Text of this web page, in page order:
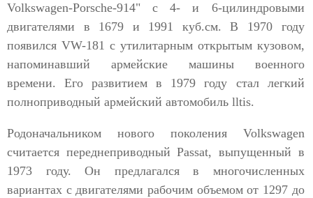
Volkswagen-Porsche-914" с 4- и 6-цилиндровыми
двигателями в 1679 и 1991 куб.см. В 1970 году
появился VW-181 с утилитарным открытым кузовом,
напоминавший армейские машины военного
времени. Его развитием в 1979 году стал легкий
полноприводный армейский автомобиль lltis.
Родоначальником нового поколения Volkswagen
считается переднеприводный Passat, выпущенный в
1973 году. Он предлагался в многочисленных
вариантах с двигателями рабочим объемом от 1297 до